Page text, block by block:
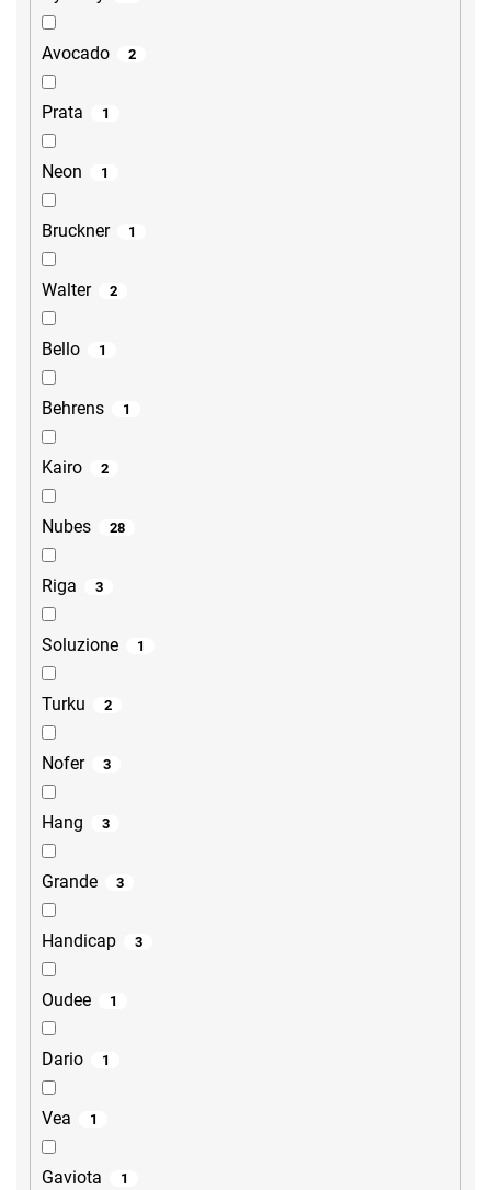
Avocado 2
Prata 1
Neon 1
Bruckner 1
Walter 2
Bello 1
Behrens 1
Kairo 2
Nubes 28
Riga 3
Soluzione 1
Turku 2
Nofer 3
Hang 3
Grande 3
Handicap 3
Oudee 1
Dario 1
Vea 1
Gaviota 1